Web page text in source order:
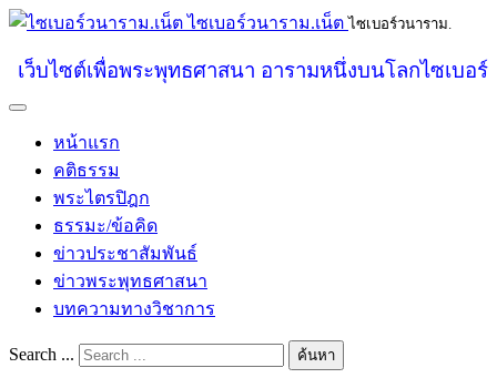
ไซเบอร์วนาราม.เน็ต ไซเบอร์วนาราม.
เว็บไซต์เพื่อพระพุทธศาสนา อารามหนึ่งบนโลกไซเบอร์
หน้าแรก
คติธรรม
พระไตรปิฎก
ธรรมะ/ข้อคิด
ข่าวประชาสัมพันธ์
ข่าวพระพุทธศาสนา
บทความทางวิชาการ
Search ... ค้นหา